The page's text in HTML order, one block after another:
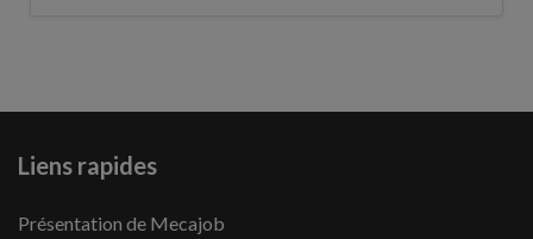
Liens rapides
Présentation de Mecajob